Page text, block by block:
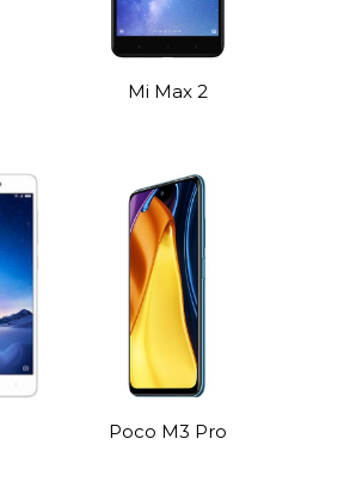
Mi Max 2
Poco M3 Pro